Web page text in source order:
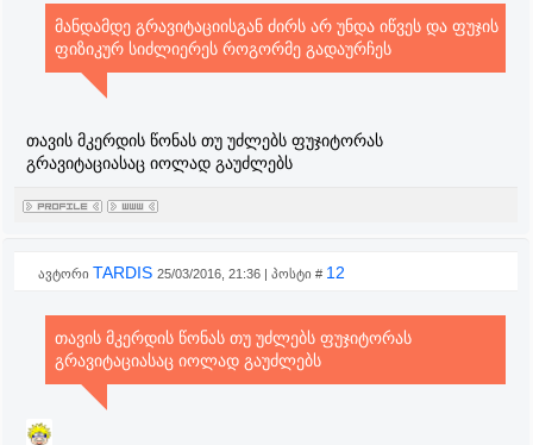
მანდამდე გრავიტაციისგან ძირს არ უნდა იწვეს და ფუჯის
ფიზიკურ სიძლიერეს როგორმე გადაურჩეს
თავის მკერდის წონას თუ უძლებს ფუჯიტორას
გრავიტაციასაც იოლად გაუძლებს
ავტორი TARDIS 25/03/2016, 21:36 | პოსტი # 12
თავის მკერდის წონას თუ უძლებს ფუჯიტორას
გრავიტაციასაც იოლად გაუძლებს